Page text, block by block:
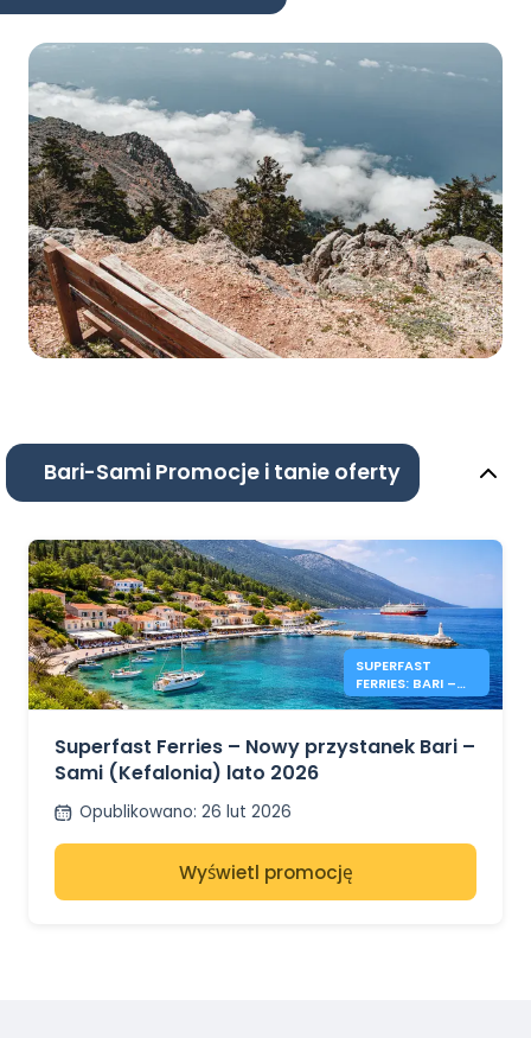
Bari-Sami Promocje i tanie oferty
SUPERFAST
FERRIES: BARI –
KEFALONIA 2026
Superfast Ferries – Nowy przystanek Bari –
Sami (Kefalonia) lato 2026
Opublikowano: 26 lut 2026
Wyświetl promocję